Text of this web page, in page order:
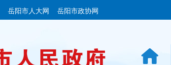
岳阳市人大网 岳阳市政协网